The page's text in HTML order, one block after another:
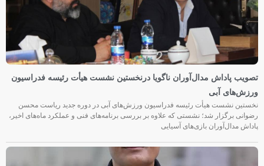
تصویب پاداش مدال‌آوران ناگویا درنخستین نشست هیأت رئیسه فدراسیون
ورزش‌های آبی
نخستین نشست هیأت رئیسه فدراسیون ورزش‌های آبی در دوره جدید ریاست محسن
رضوانی برگزار شد؛ نشستی که علاوه بر بررسی برنامه‌های فنی و عملکرد ماه‌های اخیر،
پاداش مدال‌آوران بازی‌های آسیایی